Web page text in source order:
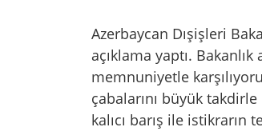
Azerbaycan Dışişleri
açıklama yaptı.
memnuniyetle
çabalarını büyük
kalıcı barış ile istikrarın